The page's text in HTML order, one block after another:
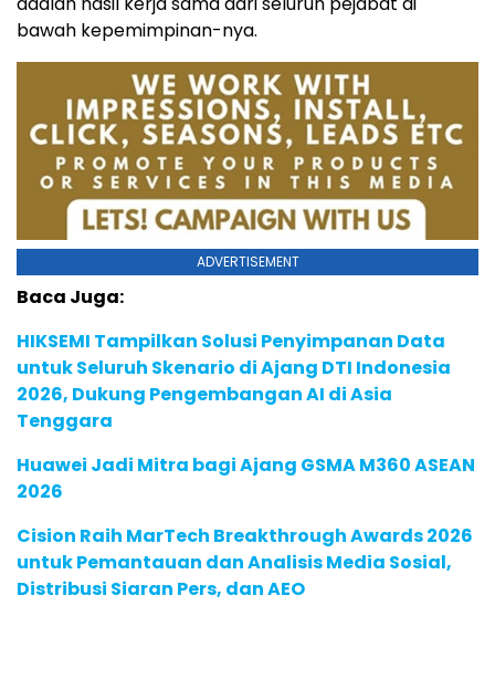
bawah kepemimpinan-nya.
ADVERTISEMENT
Baca Juga:
HIKSEMI Tampilkan Solusi Penyimpanan Data
untuk Seluruh Skenario di Ajang DTI Indonesia
2026, Dukung Pengembangan AI di Asia
Tenggara
Huawei Jadi Mitra bagi Ajang GSMA M360 ASEAN
2026
Cision Raih MarTech Breakthrough Awards 2026
untuk Pemantauan dan Analisis Media Sosial,
Distribusi Siaran Pers, dan AEO